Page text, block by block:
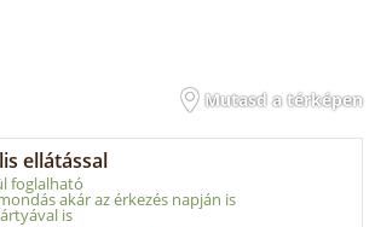
Mutasd a térképen
ellátással
foglalható
akár az érkezés napján is
is